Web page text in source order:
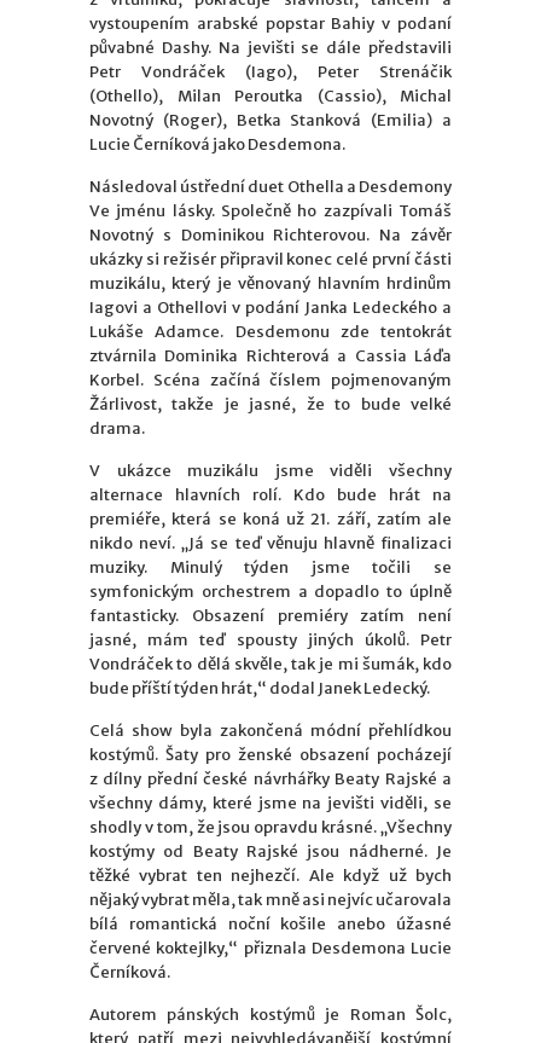
vystoupením arabské popstar Bahiy v podaní
půvabné Dashy. Na jevišti se dále představili
Petr Vondráček (Iago), Peter Strenáčik
(Othello), Milan Peroutka (Cassio), Michal
Novotný (Roger), Betka Stanková (Emilia) a
Lucie Černíková jako Desdemona.
Následoval ústřední duet Othella a Desdemony
Ve jménu lásky. Společně ho zazpívali Tomáš
Novotný s Dominikou Richterovou. Na závěr
ukázky si režisér připravil konec celé první části
muzikálu, který je věnovaný hlavním hrdinům
Iagovi a Othellovi v podání Janka Ledeckého a
Lukáše Adamce. Desdemonu zde tentokrát
ztvárnila Dominika Richterová a Cassia Láďa
Korbel. Scéna začíná číslem pojmenovaným
Žárlivost, takže je jasné, že to bude velké
drama.
V ukázce muzikálu jsme viděli všechny
alternace hlavních rolí. Kdo bude hrát na
premiéře, která se koná už 21. září, zatím ale
nikdo neví. „Já se teď věnuju hlavně finalizaci
muziky. Minulý týden jsme točili se
symfonickým orchestrem a dopadlo to úplně
fantasticky. Obsazení premiéry zatím není
jasné, mám teď spousty jiných úkolů. Petr
Vondráček to dělá skvěle, tak je mi šumák, kdo
bude příští týden hrát,“ dodal Janek Ledecký.
Celá show byla zakončená módní přehlídkou
kostýmů. Šaty pro ženské obsazení pocházejí
z dílny přední české návrhářky Beaty Rajské a
všechny dámy, které jsme na jevišti viděli, se
shodly v tom, že jsou opravdu krásné. „Všechny
kostýmy od Beaty Rajské jsou nádherné. Je
těžké vybrat ten nejhezčí. Ale když už bych
nějaký vybrat měla, tak mně asi nejvíc učarovala
bílá romantická noční košile anebo úžasné
červené koktejlky,“ přiznala Desdemona Lucie
Černíková.
Autorem pánských kostýmů je Roman Šolc,
který patří mezi nejvyhledávanější kostýmní